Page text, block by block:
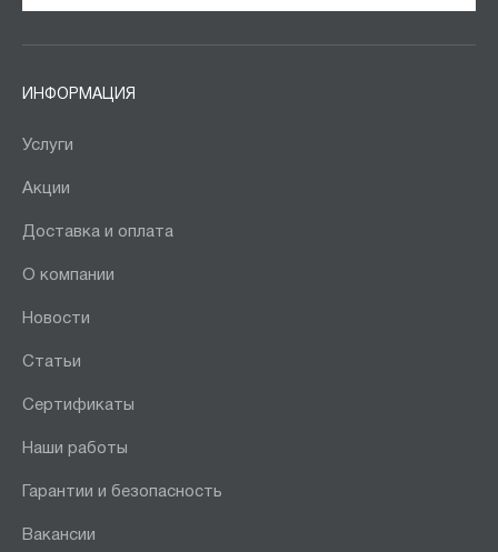
ИНФОРМАЦИЯ
Услуги
Акции
Доставка и оплата
О компании
Новости
Статьи
Сертификаты
Наши работы
Гарантии и безопасность
Вакансии